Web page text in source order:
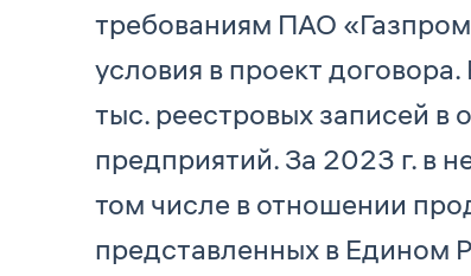
требованиям ПАО
условия в проект
тыс. реестровых записей
предприятий. За 2023 г. в
том числе в отношении
представленных в Едином